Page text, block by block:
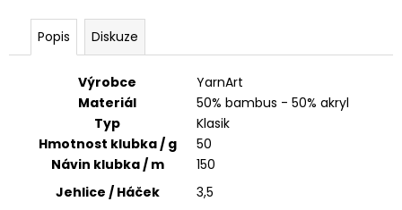
Popis Diskuze
Výrobce
YarnArt
Materiál
50% bambus - 50% akryl
Typ
Klasik
Hmotnost klubka / g
50
Návin klubka / m
150
Jehlice / Háček
3,5
č